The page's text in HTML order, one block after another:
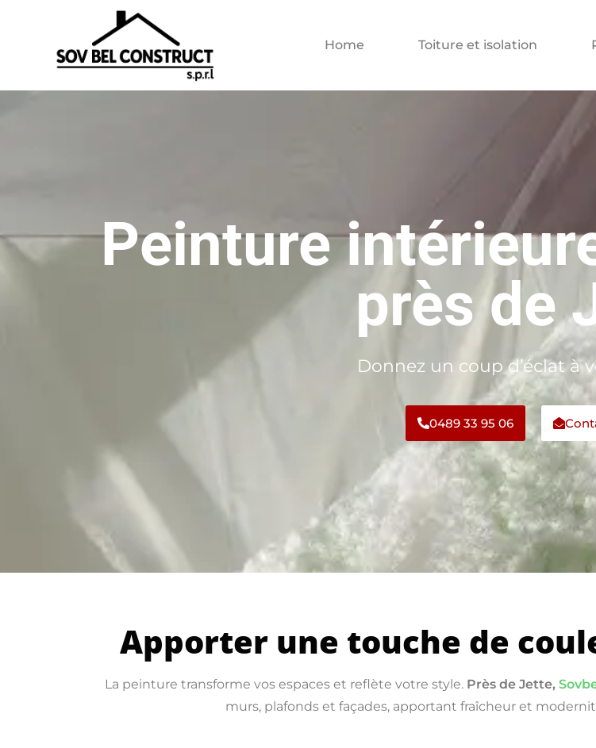
Home Toiture et isolation
Peinture
près de
Donnez un coup d’éclat à
0489 33 95 06
Apporter une touche de
La peinture transforme vos espaces et reflète votre style. Près de Jette,
murs, plafonds et façades, apportant fraîcheur et